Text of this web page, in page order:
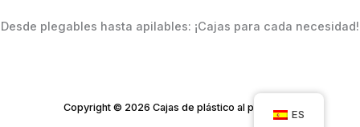
Desde plegables hasta apilables: ¡Cajas para cada necesidad!
Copyright © 2026 Cajas de plástico al por mayor
ES